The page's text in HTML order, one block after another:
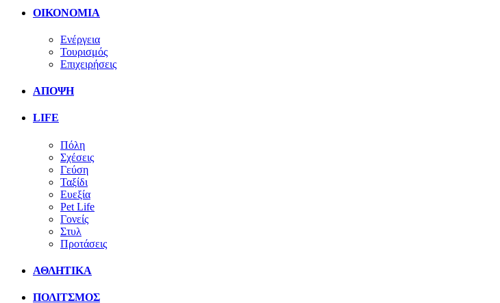
ΟΙΚΟΝΟΜΙΑ
Ενέργεια
Τουρισμός
Επιχειρήσεις
ΑΠΟΨΗ
LIFE
Πόλη
Σχέσεις
Γεύση
Ταξίδι
Ευεξία
Pet Life
Γονείς
Στυλ
Προτάσεις
ΑΘΛΗΤΙΚΑ
ΠΟΛΙΤΣΜΟΣ